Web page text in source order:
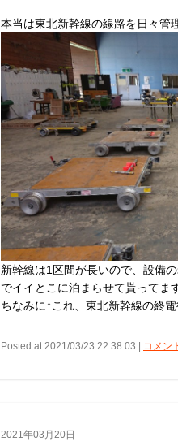
本当は東北新幹線の線路を日々管
新幹線は1区間が長いので、設備
でイイとこに泊まらせて貰ってま
ちなみに↑これ、東北新幹線の終
Posted at 2021/03/23 22:38:03 | コメン
2021年03月20日